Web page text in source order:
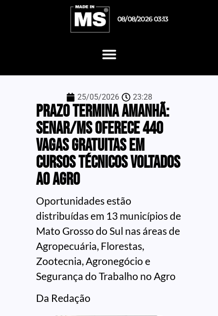
08/08/2026 03:13
25/05/2026 23:28
Prazo termina amanhã:
Senar/MS oferece 440
vagas gratuitas em
cursos técnicos voltados
ao agro
Oportunidades estão
distribuídas em 13 municípios de
Mato Grosso do Sul nas áreas de
Agropecuária, Florestas,
Zootecnia, Agronegócio e
Segurança do Trabalho no Agro
Da Redação